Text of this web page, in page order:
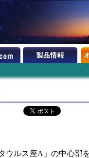
ウルス座A」の中心部